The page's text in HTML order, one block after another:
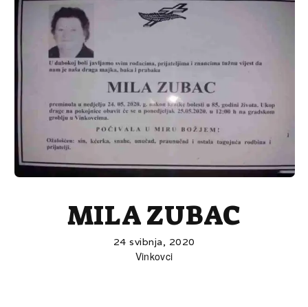
MILA ZUBAC
24 svibnja, 2020
Vinkovci